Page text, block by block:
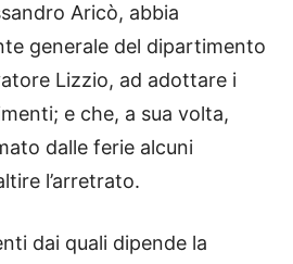
Aricò, abbia
generale del dipartimento
Lizzio, ad adottare i
e che, a sua volta,
dalle ferie alcuni
l’arretrato.
dai quali dipende la